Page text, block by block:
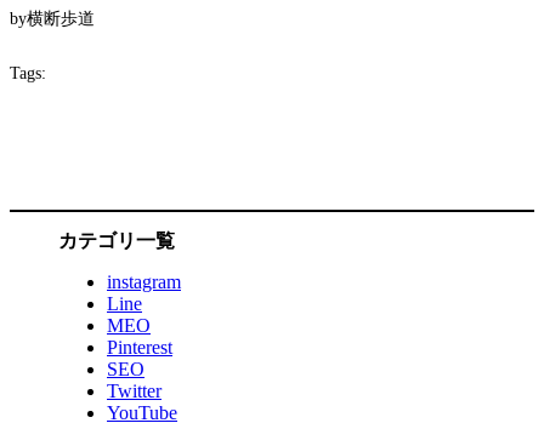
by横断歩道
Tags:
カテゴリ一覧
instagram
Line
MEO
Pinterest
SEO
Twitter
YouTube